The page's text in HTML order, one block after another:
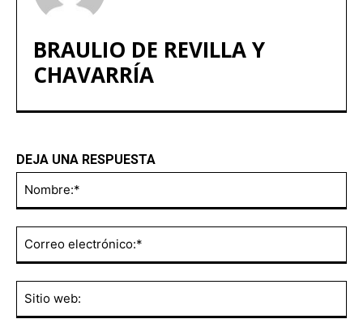
BRAULIO DE REVILLA Y
CHAVARRÍA
DEJA UNA RESPUESTA